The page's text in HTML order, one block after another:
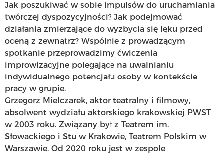
Jak poszukiwać w sobie impulsów do uruchamiania
twórczej dyspozycyjności? Jak podejmować
działania zmierzające do wyzbycia się lęku przed
oceną z zewnątrz? Wspólnie z prowadzącym
spotkanie przeprowadzimy ćwiczenia
improwizacyjne polegające na uwalnianiu
indywidualnego potencjału osoby w kontekście
pracy w grupie.
Grzegorz Mielczarek, aktor teatralny i filmowy,
absolwent wydziału aktorskiego krakowskiej PWST
w 2003 roku. Związany był z Teatrem im.
Słowackiego i Stu w Krakowie, Teatrem Polskim w
Warszawie. Od 2020 roku jest w zespole